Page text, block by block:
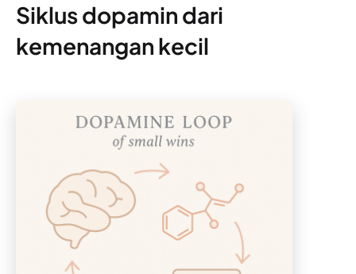
Siklus dopamin dari
kemenangan kecil